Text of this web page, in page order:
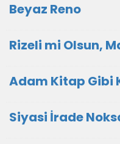
Beyaz Reno
Rizeli mi Olsun,
Adam Kitap Gibi
Siyasi İrade